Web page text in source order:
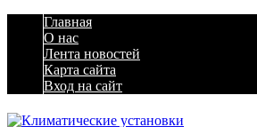
Главная
О нас
Лента новостей
Карта сайта
Вход на сайт